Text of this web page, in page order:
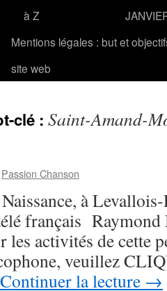
à Z
Mentions légales : but et
site web
clé : Saint-Amand-
Passion Chanson
à
français
les activités de cette
veuillez
Continuer la lecture →